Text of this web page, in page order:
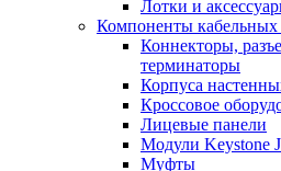
Лотки и
Компоненты кабельных
Коннекторы,
терминаторы
Корпуса
Кроссовое
Лицевые панели
Модули Keystone
Муфты